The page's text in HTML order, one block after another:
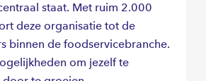
staat. Met ruim 2.000
deze organisatie tot de
binnen de foodservicebranche.
om jezelf te